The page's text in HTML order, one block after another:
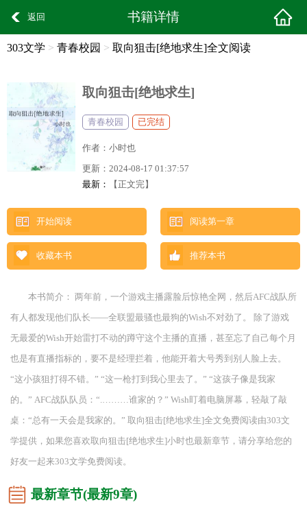
返回 书籍详情
303文学 > 青春校园 > 取向狙击[绝地求生]全文阅读
取向狙击[绝地求生]
青春校园 已完结
作者： 小时也
更新： 2024-08-17 01:37:57
最新：
【正文完】
开始阅读 阅读第一章
收藏本书 推荐本书
本书简介： 两年前，一个游戏主播露脸后惊艳全网，然后AFC战队所
有人都发现他们队长——全联盟最骚也最狗的Wish不对劲了。 除了游戏
无最爱的Wish开始雷打不动的蹲守这个主播的直播，甚至忘了自己每个月
也是有直播指标的，要不是经理拦着，他能开着大号秀到别人脸上去。
“这小孩狙打得不错。” “这一枪打到我心里去了。” “这孩子像是我家
的。” AFC战队队员：“.………谁家的？” Wish盯着电脑屏幕，轻敲了敲
桌：“总有一天会是我家的。” 取向狙击[绝地求生]全文免费阅读由303文
学提供，如果您喜欢取向狙击[绝地求生]小时也最新章节，请分享给您的
好友一起来303文学免费阅读。
最新章节(最新9章)